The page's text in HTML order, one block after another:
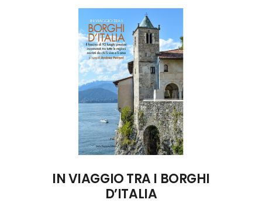
ACQUISTA SU AMAZON
IN VIAGGIO TRA I BORGHI
D’ITALIA